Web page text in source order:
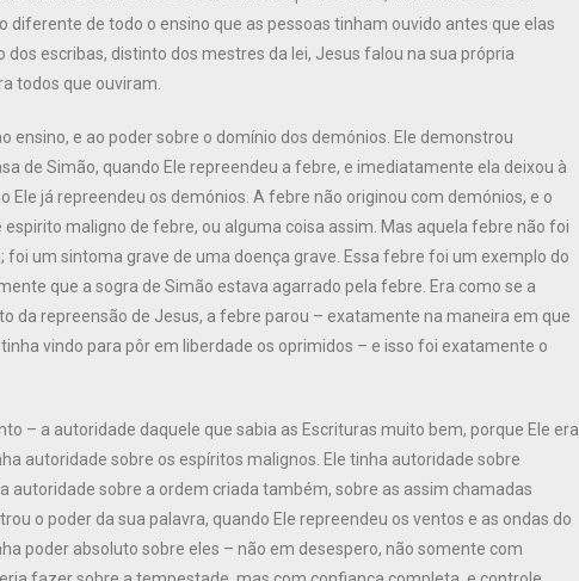
diferente de todo o ensino que as pessoas tinham ouvido antes que elas
escribas, distinto dos mestres da lei, Jesus falou na sua própria
todos que ouviram.
ensino, e ao poder sobre o domínio dos demónios. Ele demonstrou
de Simão, quando Ele repreendeu a febre, e imediatamente ela deixou à
Ele já repreendeu os demónios. A febre não originou com demónios, e o
maligno de febre, ou alguma coisa assim. Mas aquela febre não foi
foi um sintoma grave de uma doença grave. Essa febre foi um exemplo do
que a sogra de Simão estava agarrado pela febre. Era como se a
da repreensão de Jesus, a febre parou – exatamente na maneira em que
vindo para pôr em liberdade os oprimidos – e isso foi exatamente o
– a autoridade daquele que sabia as Escrituras muito bem, porque Ele era
autoridade sobre os espíritos malignos. Ele tinha autoridade sobre
autoridade sobre a ordem criada também, sobre as assim chamadas
o poder da sua palavra, quando Ele repreendeu os ventos e as ondas do
poder absoluto sobre eles – não em desespero, não somente com